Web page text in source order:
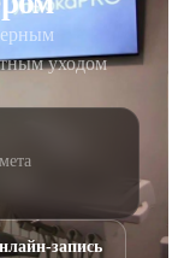
уходом
запись